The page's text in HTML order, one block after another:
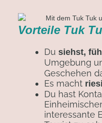
Vorteile Tuk
Du siehst,
Umgebung
Geschehen
Es macht
Du hast
interessante